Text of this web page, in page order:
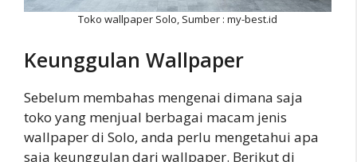
Toko wallpaper Solo, Sumber : my-best.id
Keunggulan Wallpaper
Sebelum membahas mengenai dimana saja
toko yang menjual berbagai macam jenis
wallpaper di Solo, anda perlu mengetahui apa
saja keunggulan dari wallpaper. Berikut di